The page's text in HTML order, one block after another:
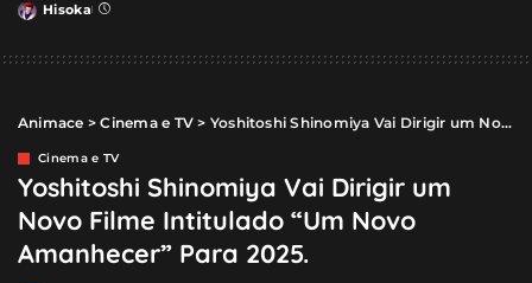
Posted
Hisoka
Animace >Cinema e TV > Yoshitoshi Shinomiya Vai Dirigir um Novo Filme Intitulado “Um Novo Amanhecer” Para 2025.
Cinema e TV
Yoshitoshi Shinomiya Vai Dirigir um
Novo Filme Intitulado “Um Novo
Amanhecer” Para 2025.